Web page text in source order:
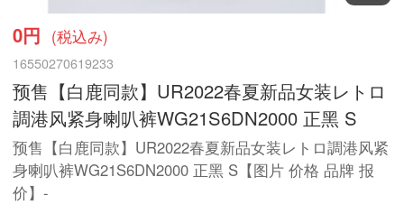
0円 (税込み)
16550270619233
预售【白鹿同款】UR2022春夏新品女装レトロ
調港风紧身喇叭裤WG21S6DN2000 正黑 S
预售【白鹿同款】UR2022春夏新品女装レトロ調港风紧
身喇叭裤WG21S6DN2000 正黑 S【图片 价格 品牌 报
价】-